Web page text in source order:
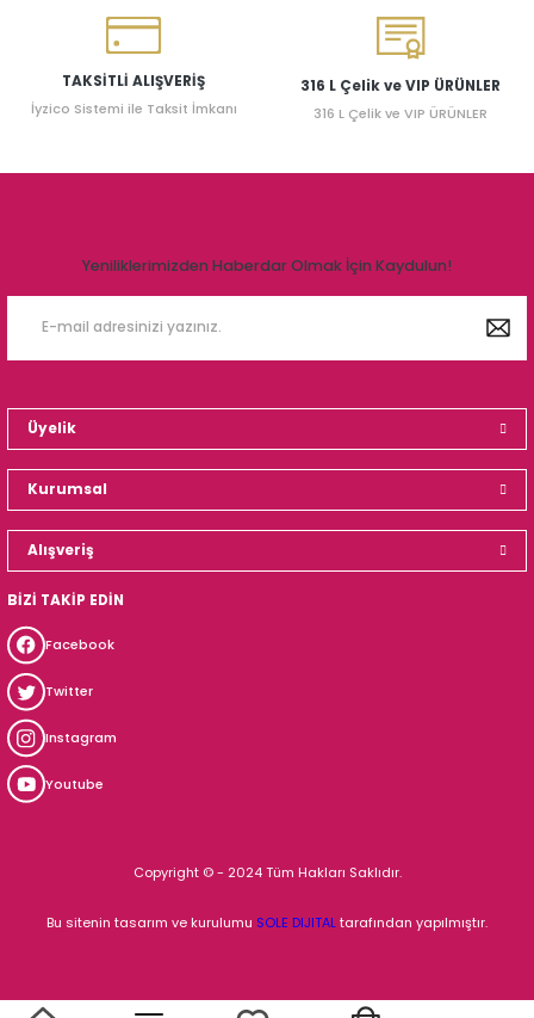
TAKSİTLİ ALIŞVERİŞ
İyzico Sistemi ile Taksit İmkanı
316 L Çelik ve VIP ÜRÜNLER
316 L Çelik ve VIP ÜRÜNLER
Yeniliklerimizden Haberdar Olmak İçin Kaydulun!
Üyelik
Kurumsal
Alışveriş
BİZİ TAKİP EDİN
Facebook
Twitter
Instagram
Youtube
Copyright © - 2024 Tüm Hakları Saklıdır.
Bu sitenin tasarım ve kurulumu SOLE DIJITALtarafından yapılmıştır.